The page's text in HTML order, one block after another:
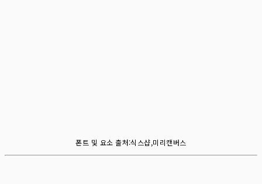
폰트 및 요소 출처:식스샵,미리캔버스